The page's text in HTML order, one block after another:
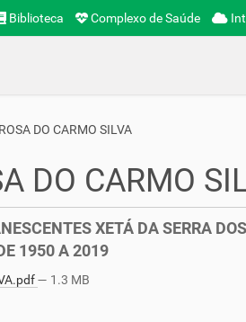
Biblioteca Complexo de Saúde
DO CARMO SILVA
DO CARMO
XETÁ DA SERRA DOS
1950 A 2019
— 1.3 MB